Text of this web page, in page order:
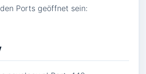
Ports geöffnet sein: